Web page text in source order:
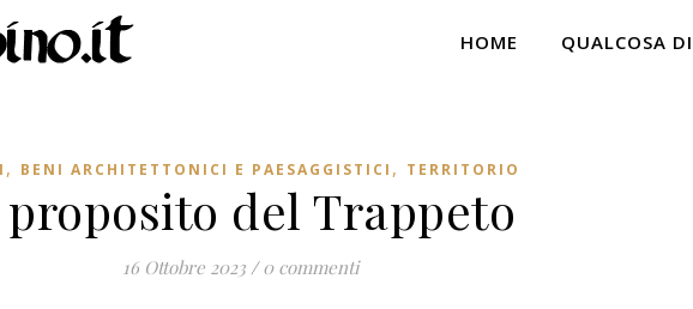
HOME QUALCOSA
, BENI ARCHITETTONICI E PAESAGGISTICI , TERRITORIO
del Trappeto
16 Ottobre 2023 / 0 commenti